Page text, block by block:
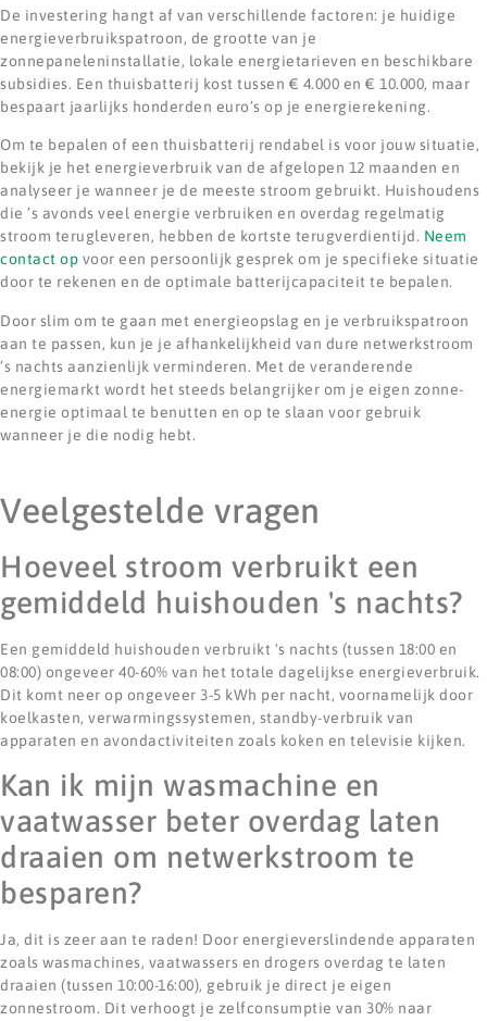
De investering hangt af van verschillende factoren: je huidige
energieverbruikspatroon, de grootte van je
zonnepaneleninstallatie, lokale energietarieven en beschikbare
subsidies. Een thuisbatterij kost tussen € 4.000 en € 10.000, maar
bespaart jaarlijks honderden euro’s op je energierekening.
Om te bepalen of een thuisbatterij rendabel is voor jouw situatie,
bekijk je het energieverbruik van de afgelopen 12 maanden en
analyseer je wanneer je de meeste stroom gebruikt. Huishoudens
die ’s avonds veel energie verbruiken en overdag regelmatig
stroom terugleveren, hebben de kortste terugverdientijd. Neem
contact op voor een persoonlijk gesprek om je specifieke situatie
door te rekenen en de optimale batterijcapaciteit te bepalen.
Door slim om te gaan met energieopslag en je verbruikspatroon
aan te passen, kun je je afhankelijkheid van dure netwerkstroom
’s nachts aanzienlijk verminderen. Met de veranderende
energiemarkt wordt het steeds belangrijker om je eigen zonne-
energie optimaal te benutten en op te slaan voor gebruik
wanneer je die nodig hebt.
Veelgestelde vragen
Hoeveel stroom verbruikt een
gemiddeld huishouden 's nachts?
Een gemiddeld huishouden verbruikt 's nachts (tussen 18:00 en
08:00) ongeveer 40-60% van het totale dagelijkse energieverbruik.
Dit komt neer op ongeveer 3-5 kWh per nacht, voornamelijk door
koelkasten, verwarmingssystemen, standby-verbruik van
apparaten en avondactiviteiten zoals koken en televisie kijken.
Kan ik mijn wasmachine en
vaatwasser beter overdag laten
draaien om netwerkstroom te
besparen?
Ja, dit is zeer aan te raden! Door energieverslindende apparaten
zoals wasmachines, vaatwassers en drogers overdag te laten
draaien (tussen 10:00-16:00), gebruik je direct je eigen
zonnestroom. Dit verhoogt je zelfconsumptie van 30% naar